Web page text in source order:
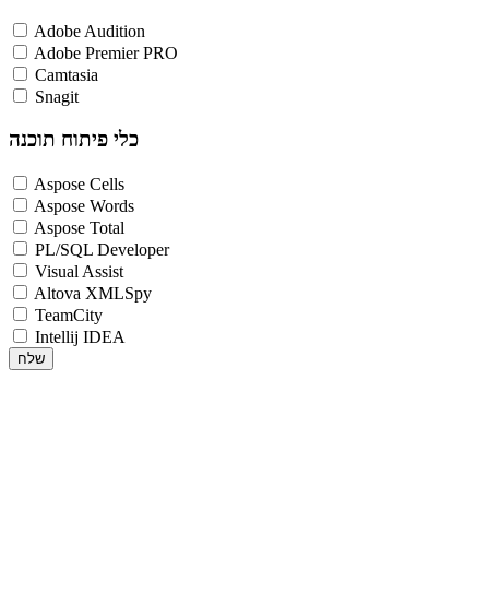
Adobe Audition
Adobe Premier PRO
Camtasia
Snagit
כלי פיתוח תוכנה
Aspose Cells
Aspose Words
Aspose Total
PL/SQL Developer
Visual Assist
Altova XMLSpy
TeamCity
Intellij IDEA